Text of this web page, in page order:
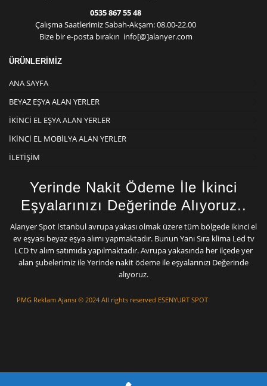
0535 867 55 48
Çalışma Saatlerimiz Sabah-Akşam: 08.00-22.00
Bize bir e-posta bırakın info[@]alanyer.com
ÜRÜNLERİMİZ
ANA SAYFA
BEYAZ EŞYA ALAN YERLER
İKINCI EL EŞYA ALAN YERLER
İKINCI EL MOBILYA ALAN YERLER
İLETIŞIM
Yerinde Nakit Ödeme İle İkinci
Eşyalarınızı Değerinde Alıyoruz..
Alanyer Spot İstanbul avrupa yakası olmak üzere tüm bölgede ikinci el
ev eşyası beyaz eşya alımı yapmaktadır. Bunun Yanı Sıra klima Led tv
LCD tv alım satımıda yapılmaktadır. Avrupa yakasında her ilçede yer
alan şubelerimiz ile Yerinde nakit ödeme ile eşyalarınızı Değerinde
alıyoruz.
PMG Reklam Ajansı © 2024 All rights reserved ESENYURT SPOT